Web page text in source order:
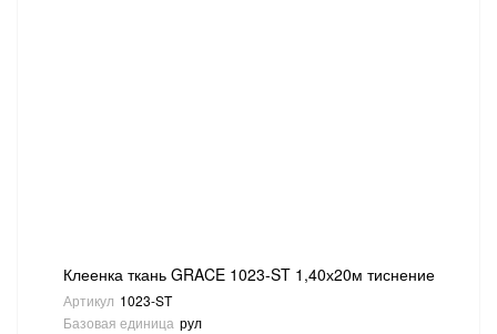
Клеенка ткань GRACE 1023-ST 1,40х20м тиснение
Артикул 1023-ST
Базовая единица рул